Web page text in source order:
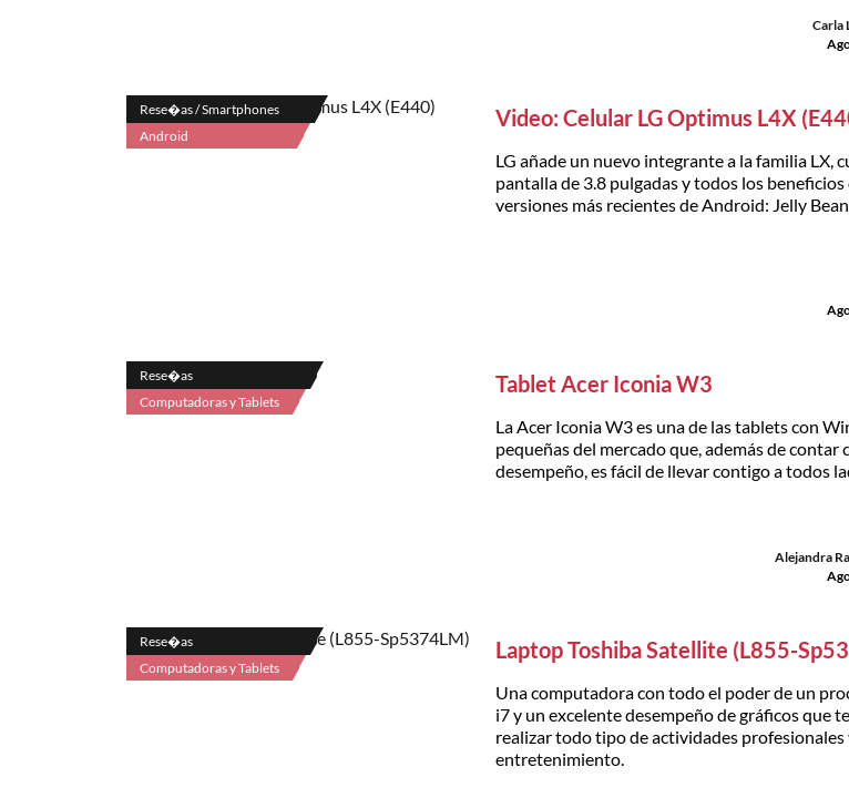
Carla
Rese�as / Smartphones
Android
Video: Celular LG Optimus L4X
LG añade un nuevo integrante a la familia LX,
pantalla de 3.8 pulgadas y todos los beneficios
versiones más recientes de Android: Jelly
Rese�as
Computadoras y Tablets
Tablet Acer Iconia W3
La Acer Iconia W3 es una de las tablets con
pequeñas del mercado que, además de contar
desempeño, es fácil de llevar contigo a todos
Alejandra
Rese�as
Computadoras y Tablets
Laptop Toshiba Satellite (L855-
Una computadora con todo el poder de un
i7 y un excelente desempeño de gráficos que
realizar todo tipo de actividades profesionales
entretenimiento.